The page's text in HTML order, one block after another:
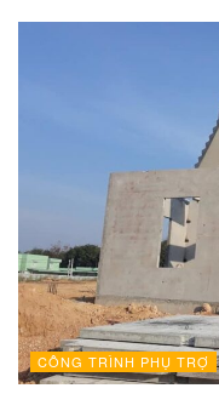
CÔNG TRÌNH PHỤ TRỢ